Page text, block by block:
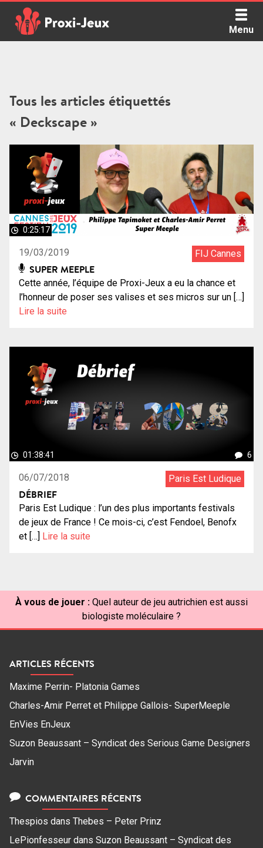
content
Menu
Tous les articles étiquettés
« Deckscape »
0:25:17
19/03/2019 FIJ Cannes
SUPER MEEPLE
Cette année, l’équipe de Proxi-Jeux a eu la chance et
l’honneur de poser ses valises et ses micros sur un […]
Lire la suite
01:38:41 6
06/07/2018 Paris Est Ludique
DÉBRIEF
Paris Est Ludique : l’un des plus importants festivals
de jeux de France ! Ce mois-ci, c’est Fendoel, Benofx
et […] Lire la suite
À vous de jouer : Quel auteur de jeu autrichien est aussi
biologiste moléculaire ?
ARTICLES RÉCENTS
Maxime Perrin- Platonia Games
Charles-Amir Perret et Philippe Gallois- SuperMeeple
EnVies EnJeux
Suzon Beaussant – Syndicat des Serious Game Designers
Jarvin
COMMENTAIRES RÉCENTS
Thespios dans Thebes – Peter Prinz
LePionfesseur dans Suzon Beaussant – Syndicat des